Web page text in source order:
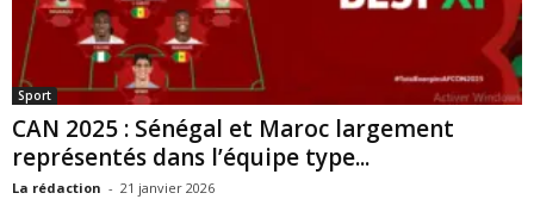
Sport
CAN 2025 : Sénégal et Maroc largement
représentés dans l’équipe type...
La rédaction - 21 janvier 2026